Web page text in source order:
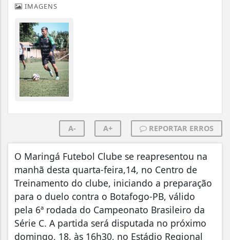
IMAGENS
A- A+ REPORTAR ERROS
O Maringá Futebol Clube se reapresentou na
manhã desta quarta-feira,14, no Centro de
Treinamento do clube, iniciando a preparação
para o duelo contra o Botafogo-PB, válido
pela 6ª rodada do Campeonato Brasileiro da
Série C. A partida será disputada no próximo
domingo, 18, às 16h30, no Estádio Regional